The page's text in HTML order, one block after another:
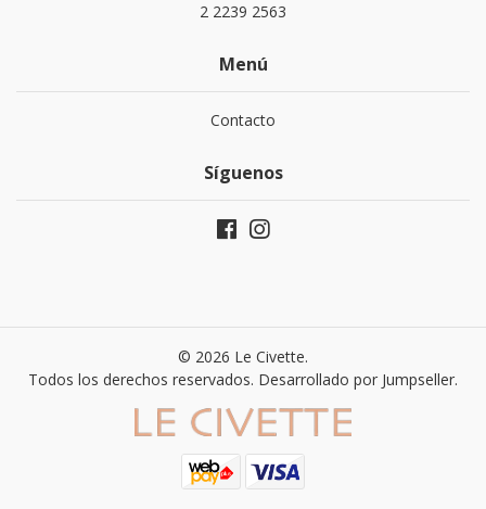
2 2239 2563
Menú
Contacto
Síguenos
© 2026 Le Civette.
Todos los derechos reservados. Desarrollado por Jumpseller.